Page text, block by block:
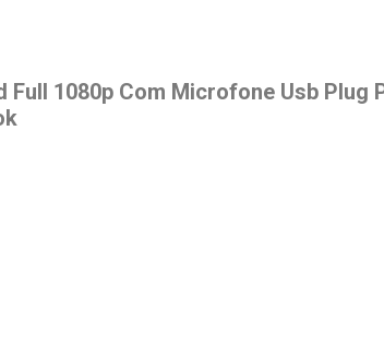
Full 1080p Com Microfone Usb Plug